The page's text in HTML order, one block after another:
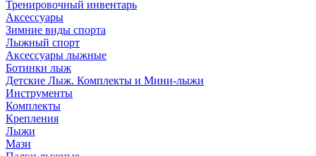
Тренировочный инвентарь
Аксессуары
Зимние виды спорта
Лыжный спорт
Аксессуары лыжные
Ботинки лыж
Детские Лыж. Комплекты и Мини-лыжи
Инструменты
Комплекты
Крепления
Лыжи
Мази